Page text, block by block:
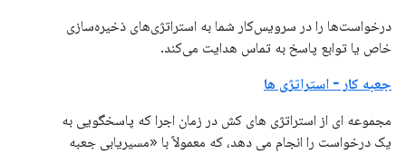
درخواست‌ها را در سرویس‌کار شما به استراتژی‌های ذخیره‌سازی
خاص یا توابع پاسخ به تماس هدایت می‌کند.
جعبه کار - استراتژی ها
مجموعه ای از استراتژی های کش در زمان اجرا که پاسخگویی به
یک درخواست را انجام می دهد، که معمولاً با «مسیریابی جعبه